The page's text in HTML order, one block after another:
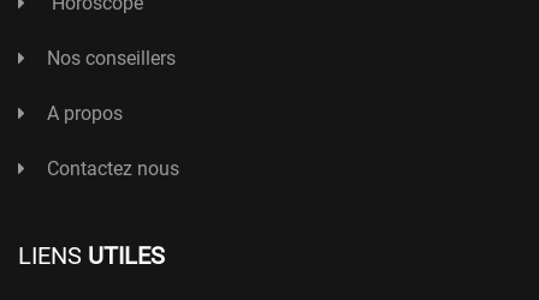
Nos conseillers
A propos
Contactez nous
LIENS UTILES